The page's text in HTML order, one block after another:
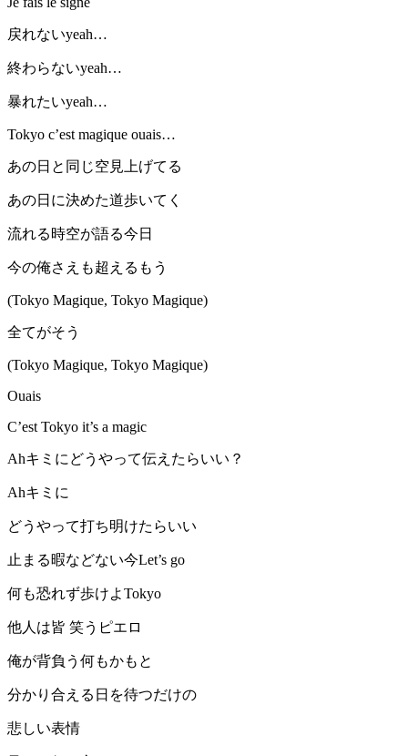
戻れないyeah…
終わらないyeah…
暴れたいyeah…
Tokyo c’est magique ouais…
あの日と同じ空見上げてる
あの日に決めた道歩いてく
流れる時空が語る今日
今の俺さえも超えるもう
(Tokyo Magique, Tokyo Magique)
全てがそう
(Tokyo Magique, Tokyo Magique)
Ouais
C’est Tokyo it’s a magic
Ahキミにどうやって伝えたらいい？
Ahキミに
どうやって打ち明けたらいい
止まる暇などない今Let’s go
何も恐れず歩けよTokyo
他人は皆 笑うピエロ
俺が背負う何もかもと
分かり合える日を待つだけの
悲しい表情